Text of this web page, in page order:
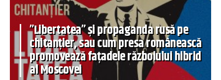
”Libertatea” și propaganda rusă pe
chitanțier, sau cum presa românească
promovează fațadele războiului hibrid
al Moscovei